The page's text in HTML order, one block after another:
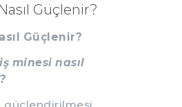
Güçlenir?
Güçlenir?
minesi nasıl